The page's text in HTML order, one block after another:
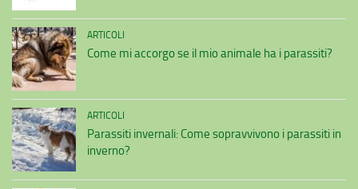
ARTICOLI
Come mi accorgo se il mio animale ha i parassiti?
ARTICOLI
Parassiti invernali: Come sopravvivono i parassiti in
inverno?